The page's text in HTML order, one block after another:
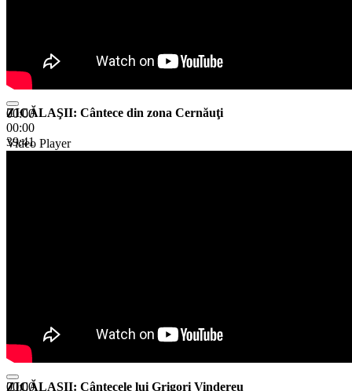
00:00
00:00
39:41
ZICĂLAŞII: Cântece din zona Cernăuţi
Video Player
00:00
ZICĂLAŞII: Cântecele lui Grigori Vindereu